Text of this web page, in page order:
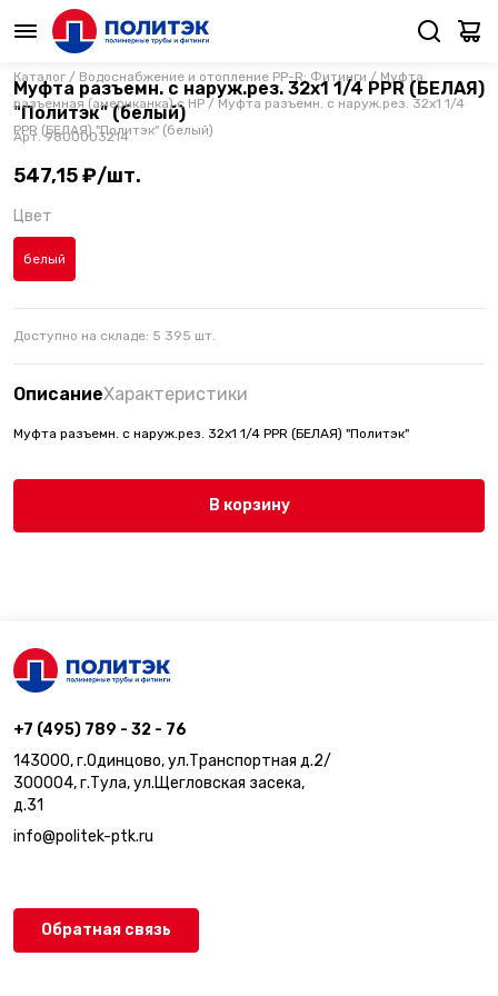
Каталог / Водоснабжение и отопление PP-R: Фитинги / Муфта
разъемная (американка) с НР / Муфта разъемн. с наруж.рез. 32х1 1/4
PPR (БЕЛАЯ) "Политэк" (белый)
Муфта разъемн. с наруж.рез. 32х1 1/4 PPR (БЕЛАЯ)
"Политэк" (белый)
Арт.9800003214
547,15 ₽/шт.
Цвет
белый
Доступно на складе: 5 395 шт.
ОписаниеХарактеристики
Муфта разъемн. с наруж.рез. 32х1 1/4 PPR (БЕЛАЯ) "Политэк"
В корзину
+7 (495) 789 - 32 - 76
143000, г.Одинцово, ул.Транспортная д.2/
300004, г.Тула, ул.Щегловская засека,
д.31
info@politek-ptk.ru
Обратная связь